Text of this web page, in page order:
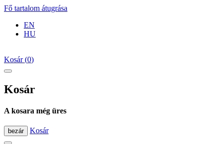
Fő tartalom átugrása
EN
HU
Kosár(0)
Kosár
A kosara még üres
bezár Kosár